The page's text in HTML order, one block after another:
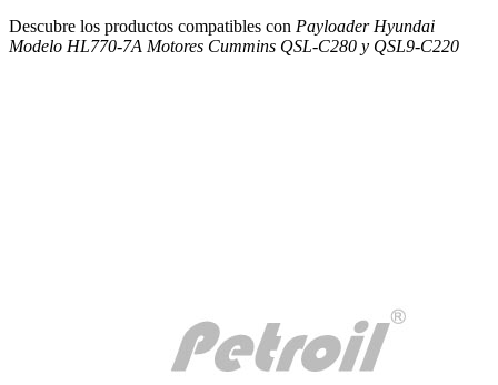
Descubre los productos compatibles con Payloader Hyundai
Modelo HL770-7A Motores Cummins QSL-C280 y QSL9-C220